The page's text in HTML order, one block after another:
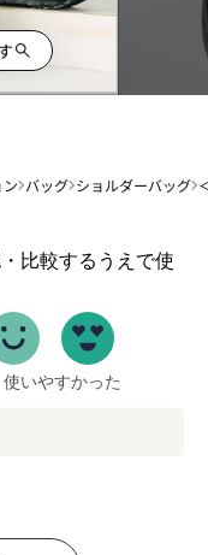
バッグ ショルダーバッグ
比較するうえで使
使いやすかった